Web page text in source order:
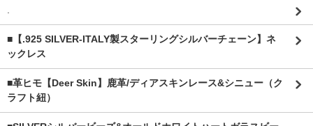
■【.925 SILVER-ITALY製スターリングシルバーチェーン】ネ
ックレス
■革ヒモ【Deer Skin】鹿革/ディアスキンレース&シニュー（ク
ラフト紐）